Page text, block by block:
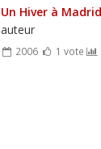
Un Hiver à Madrid
auteur
2006 1 vote